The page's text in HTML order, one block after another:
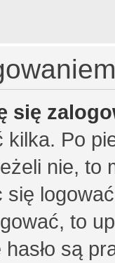
się
Po
nie, to
to
są